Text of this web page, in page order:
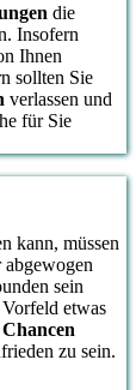
die
Insofern
Ihnen
sollten Sie
verlassen und
für Sie
kann, müssen
abgewogen
sein
etwas
Chancen
zu sein.